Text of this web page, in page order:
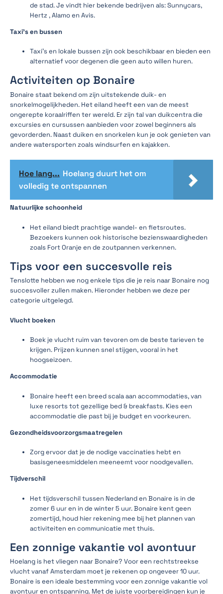
de stad. Je vindt hier bekende bedrijven als: Sunnycars,
Hertz , Alamo en Avis.
Taxi's en bussen
Taxi's en lokale bussen zijn ook beschikbaar en bieden een
alternatief voor degenen die geen auto willen huren.
Activiteiten op Bonaire
Bonaire staat bekend om zijn uitstekende duik- en
snorkelmogelijkheden. Het eiland heeft een van de meest
ongerepte koraalriffen ter wereld. Er zijn tal van duikcentra die
excursies en cursussen aanbieden voor zowel beginners als
gevorderden. Naast duiken en snorkelen kun je ook genieten van
andere watersporten zoals windsurfen en kajakken.
Hoe lang... Hoelang duurt het om
volledig te ontspannen
Natuurlijke schoonheid
Het eiland biedt prachtige wandel- en fietsroutes.
Bezoekers kunnen ook historische bezienswaardigheden
zoals Fort Oranje en de zoutpannen verkennen.
Tips voor een succesvolle reis
Tenslotte hebben we nog enkele tips die je reis naar Bonaire nog
succesvoller zullen maken. Hieronder hebben we deze per
categorie uitgelegd.
Vlucht boeken
Boek je vlucht ruim van tevoren om de beste tarieven te
krijgen. Prijzen kunnen snel stijgen, vooral in het
hoogseizoen.
Accommodatie
Bonaire heeft een breed scala aan accommodaties, van
luxe resorts tot gezellige bed & breakfasts. Kies een
accommodatie die past bij je budget en voorkeuren.
Gezondheidsvoorzorgsmaatregelen
Zorg ervoor dat je de nodige vaccinaties hebt en
basisgeneesmiddelen meeneemt voor noodgevallen.
Tijdverschil
Het tijdsverschil tussen Nederland en Bonaire is in de
zomer 6 uur en in de winter 5 uur. Bonaire kent geen
zomertijd, houd hier rekening mee bij het plannen van
activiteiten en communicatie met thuis.
Een zonnige vakantie vol avontuur
Hoelang is het vliegen naar Bonaire? Voor een rechtstreekse
vlucht vanaf Amsterdam moet je rekenen op ongeveer 10 uur.
Bonaire is een ideale bestemming voor een zonnige vakantie vol
avontuur en ontspanning. Met de juiste voorbereidingen kun je